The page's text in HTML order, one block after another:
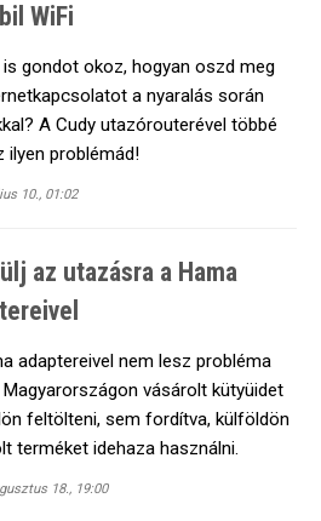
WiFi
is gondot okoz, hogyan oszd meg
a nyaralás során
A Cudy utazórouterével többé
ilyen problémád!
10., 01:02
az utazásra a Hama
adaptereivel nem lesz probléma
vásárolt kütyüidet
feltölteni, sem fordítva, külföldön
terméket idehaza használni.
18., 19:00